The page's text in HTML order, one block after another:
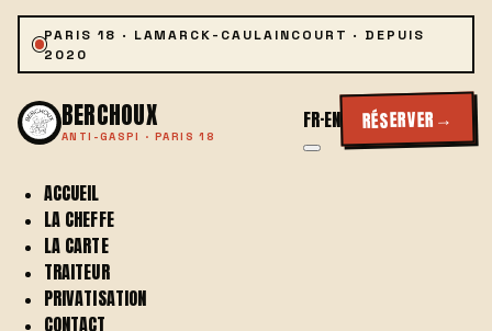
PARIS 18 · LAMARCK-CAULAINCOURT · DEPUIS
2020
BERCHOUX
ANTI-GASPI · PARIS 18
FR·EN RÉSERVER →
ACCUEIL
LA CHEFFE
LA CARTE
TRAITEUR
PRIVATISATION
CONTACT